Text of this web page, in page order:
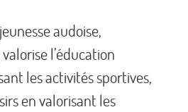
audoise,
valorise l’éducation
les activités sportives,
en valorisant les